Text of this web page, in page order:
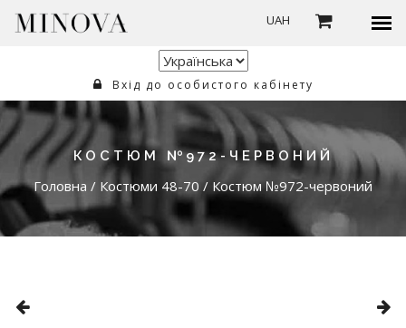
UAH
Вхід до особистого кабінету
КОСТЮМ №972-ЧЕРВОНИЙ
Головна / Костюми 48-70/ Костюм №972-червоний